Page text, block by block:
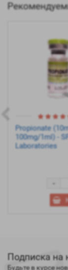
Propionate
100mg/1ml) -
Laboratories
-
Подписка на
Будьте в курсе